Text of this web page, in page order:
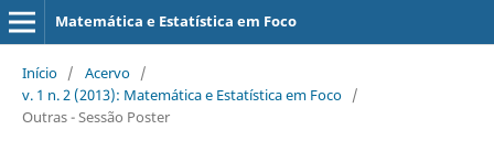
Matemática e Estatística em Foco
Início / Acervo /
v. 1 n. 2 (2013): Matemática e Estatística em Foco /
Outras - Sessão Poster